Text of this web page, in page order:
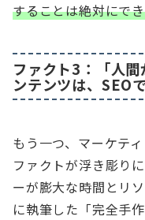
することは絶対にで
ファクト3：「人
ンテンツは、SEO
もう一つ、マーケテ
ファクトが浮き彫り
ーが膨大な時間とリ
に執筆した「完全手